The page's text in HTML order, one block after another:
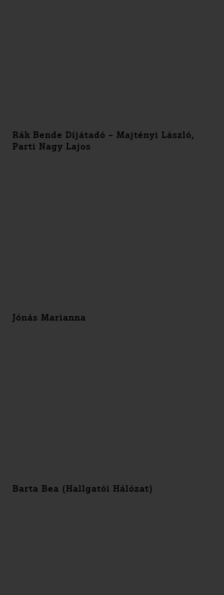
Rák Bende Díjátadó – Majtényi László,
Parti Nagy Lajos
Jónás Marianna
Barta Bea (Hallgatói Hálózat)